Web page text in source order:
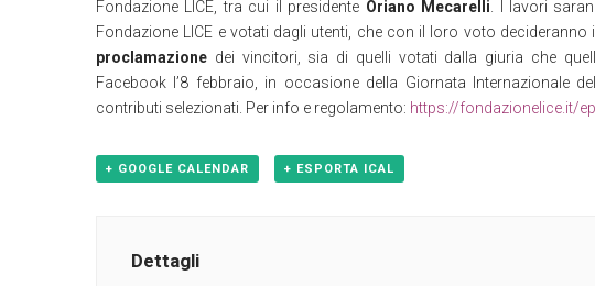
Fondazione LICE, tra cui il presidente Oriano Mecarelli . I lavori
Fondazione LICE e votati dagli utenti, che con il loro voto
proclamazione dei vincitori, sia di quelli votati dalla giuria che
Facebook l’8 febbraio, in occasione della Giornata Internazionale
contributi selezionati. Per info e regolamento: https://fondazionelice.it/
+ GOOGLE CALENDAR + ESPORTA ICAL
Dettagli